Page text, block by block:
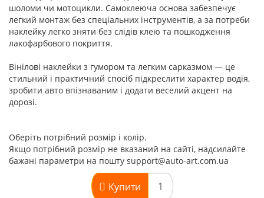
шоломи чи мотоцикли. Самоклеюча основа забезпечує
легкий монтаж без спеціальних інструментів, а за потреби
наклейку легко зняти без слідів клею та пошкодження
лакофарбового покриття.
Вінілові наклейки з гумором та легким сарказмом — це
стильний і практичний спосіб підкреслити характер водія,
зробити авто впізнаваним і додати веселий акцент на
дорозі.
Оберіть потрібний розмір і колір.
Якщо потрібний розмір не вказаний на сайті, надсилайте
бажані параметри на пошту support@auto-art.com.ua
Купити